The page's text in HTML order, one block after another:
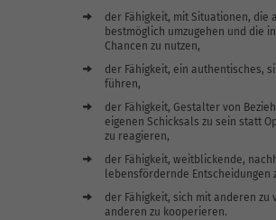
der Fähigkeit, mit Situationen, die
bestmöglich umzugehen und die
Chancen zu nutzen,
der Fähigkeit, ein authentisches,
führen,
der Fähigkeit, Gestalter von
eigenen Schicksals zu sein statt
zu reagieren,
der Fähigkeit, weitblickende,
lebensfördernde Entscheidungen
der Fähigkeit, sich mit anderen zu
anderen zu kooperieren.